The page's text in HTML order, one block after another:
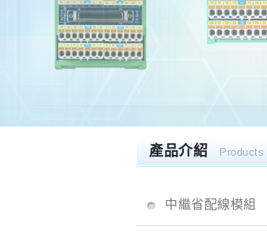
產品介紹 Products
中繼省配線模組